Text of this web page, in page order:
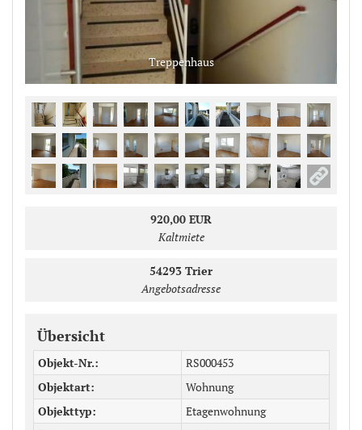
Treppenhaus
920,00 EUR
Kaltmiete
54293 Trier
Angebotsadresse
Übersicht
Objekt-Nr.
RS000453
Objektart
Wohnung
Objekttyp
Etagenwohnung